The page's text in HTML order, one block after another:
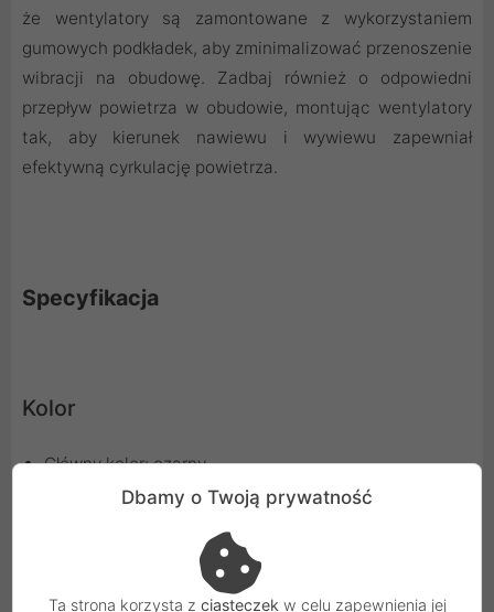
że wentylatory są zamontowane z wykorzystaniem
gumowych podkładek, aby zminimalizować przenoszenie
wibracji na obudowę. Zadbaj również o odpowiedni
przepływ powietrza w obudowie, montując wentylatory
tak, aby kierunek nawiewu i wywiewu zapewniał
efektywną cyrkulację powietrza.
Specyfikacja
Kolor
Główny kolor: czarny
Kolor ramki wentylatora: czarny
Dbamy o Twoją prywatność
Ta strona korzysta z ciasteczek w celu zapewnienia jej